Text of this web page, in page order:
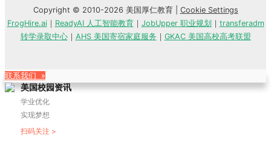
Copyright © 2010-2026 美国厚仁教育 | Cookie Settings
FrogHire.ai｜ ReadyAI 人工智能教育｜ JobUpper 职业规划 ｜ transferadm
转学录取中心｜ AHS 美国寄宿家庭服务 ｜ GKAC 美国高校高考联盟
联系我们 »
美国校园资讯
学业优化
实现梦想
扫码关注 >